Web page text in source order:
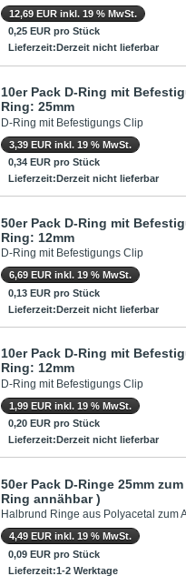
12,69 EUR inkl. 19 % MwSt.
0,25 EUR pro Stück
Lieferzeit:Derzeit nicht lieferbar
10er Pack D-Ring mit
Ring: 25mm
D-Ring mit Befestigungs Clip
3,39 EUR inkl. 19 % MwSt.
0,34 EUR pro Stück
Lieferzeit:Derzeit nicht lieferbar
50er Pack D-Ring mit
Ring: 12mm
D-Ring mit Befestigungs Clip
6,69 EUR inkl. 19 % MwSt.
0,13 EUR pro Stück
Lieferzeit:Derzeit nicht lieferbar
10er Pack D-Ring mit
Ring: 12mm
D-Ring mit Befestigungs Clip
1,99 EUR inkl. 19 % MwSt.
0,20 EUR pro Stück
Lieferzeit:Derzeit nicht lieferbar
50er Pack D-Ringe 25mm
Ring annähbar )
Halbrund Ringe aus Polyacetal zum
4,49 EUR inkl. 19 % MwSt.
0,09 EUR pro Stück
Lieferzeit:1-2 Werktage